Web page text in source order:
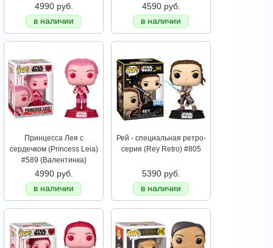
4990 руб.
в наличии
4590 руб.
в наличии
Принцесса Лея с
сердечком (Princess Leia)
#589 (Валентинка)
4990 руб.
в наличии
Рей - специальная ретро-
серия (Rey Retro) #805
5390 руб.
в наличии